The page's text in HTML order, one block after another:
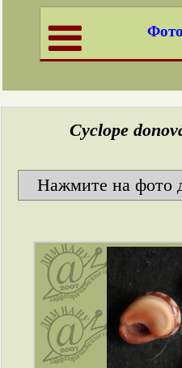
Cyclope
Нажмите на фото